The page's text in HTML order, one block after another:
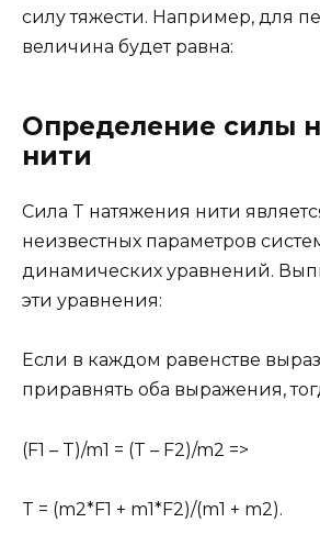
силу тяжести. Например, для
величина будет равна:
Определение силы
нити
Сила T натяжения нити
неизвестных параметров
динамических уравнений.
эти уравнения:
Если в каждом равенстве
приравнять оба выражения,
(F1 – T)/m1 = (T – F2)/m2 =>
T = (m2*F1 + m1*F2)/(m1 + m2).